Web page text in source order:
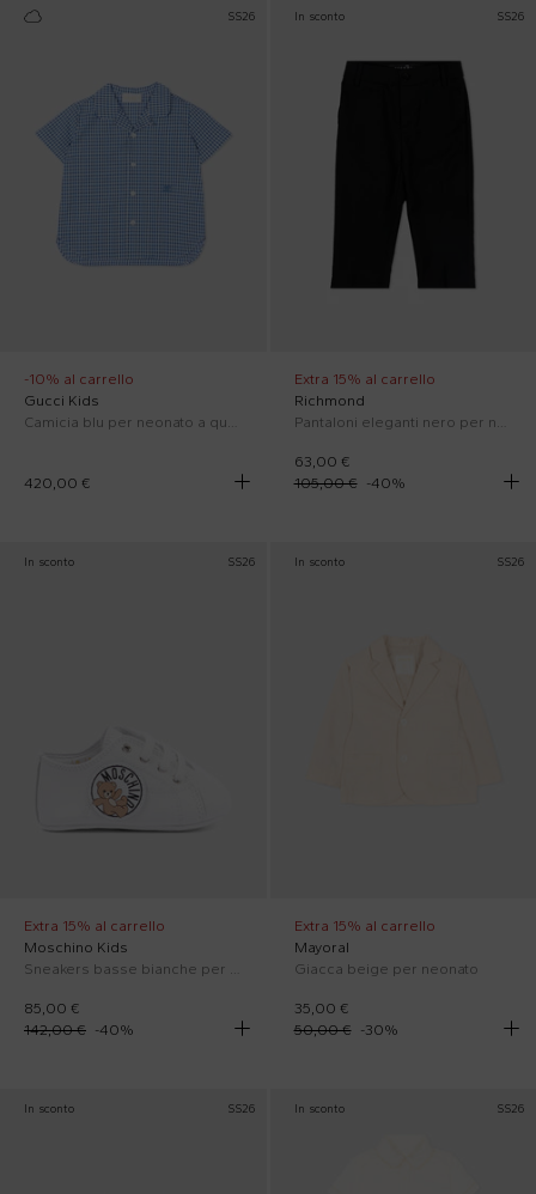
SS26
-10% al carrello
Gucci Kids
Camicia blu per neonato a quadretti
420,00 €
In sconto SS26
Extra 15% al carrello
Richmond
Pantaloni eleganti nero per neonato
63,00 €
105,00 €
-40%
In sconto SS26
Extra 15% al carrello
Moschino Kids
Sneakers basse bianche per neonati con logo
85,00 €
142,00 € -40%
In sconto SS26
Extra 15% al carrello
Mayoral
Giacca beige per neonato
35,00 €
50,00 €
-30%
In sconto SS26 In sconto SS26